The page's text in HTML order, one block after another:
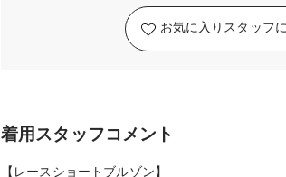
お気に入りスタッフ
着用スタッフコメント
【レースショートブルゾン】